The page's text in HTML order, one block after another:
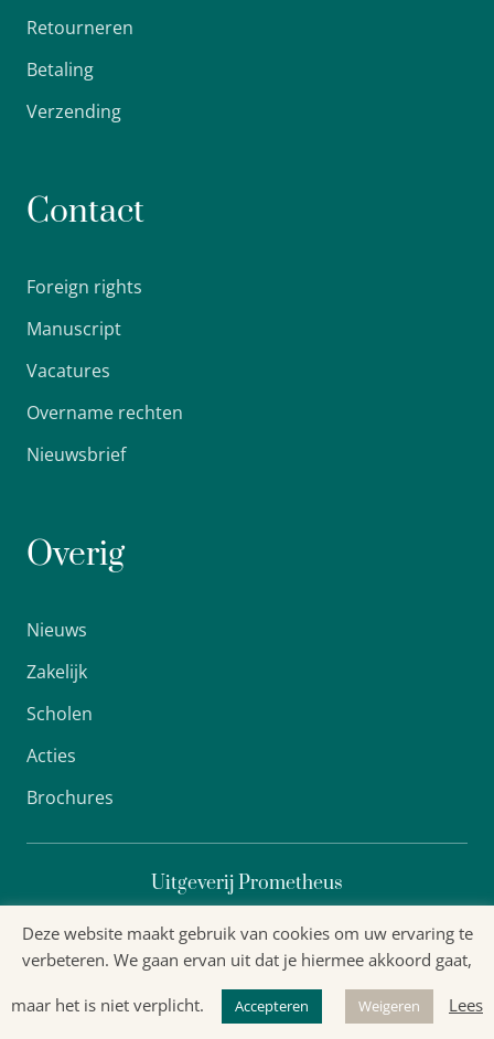
Retourneren
Betaling
Verzending
Contact
Foreign rights
Manuscript
Vacatures
Overname rechten
Nieuwsbrief
Overig
Nieuws
Zakelijk
Scholen
Acties
Brochures
Uitgeverij Prometheus
Privacyverklaring
Algemene voorwaarden
Deze website maakt gebruik van cookies om uw ervaring te
verbeteren. We gaan ervan uit dat je hiermee akkoord gaat,
maar het is niet verplicht. Accepteren Weigeren Lees